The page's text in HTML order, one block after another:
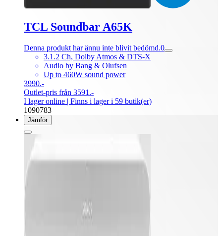
TCL Soundbar A65K
Denna produkt har ännu inte blivit bedömd.0
3.1.2 Ch, Dolby Atmos & DTS-X
Audio by Bang & Olufsen
Up to 460W sound power
3990.-
Outlet-pris från 3591.-
I lager online | Finns i lager i 59 butik(er)
1090783
Jämför